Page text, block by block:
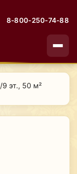
8-800-250-74-88
эт., 50 м²